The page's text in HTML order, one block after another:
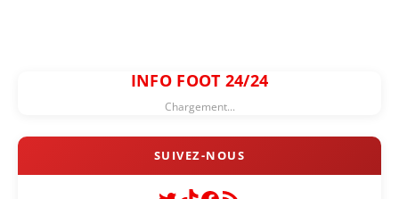
INFO FOOT 24/24
Chargement...